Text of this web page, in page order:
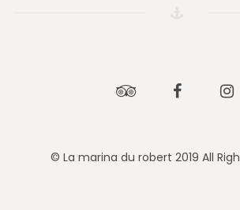
TripadvisorFacebook
© La marina du robert 2019 All